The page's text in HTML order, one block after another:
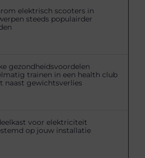
elektrisch scooters in
steeds populairder
gezondheidsvoordelen
trainen in een health club
naast gewichtsverlies
voor elektriciteit
op jouw installatie